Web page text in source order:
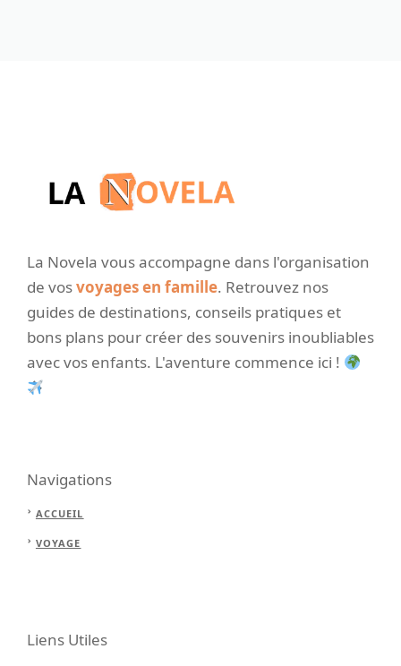
La Novela vous accompagne dans l'organisation
de vosvoyages en famille. Retrouvez nos
guides de destinations, conseils pratiques et
bons plans pour créer des souvenirs inoubliables
avec vos enfants. L'aventure commence ici !
Navigations
ACCUEIL
VOYAGE
Liens Utiles